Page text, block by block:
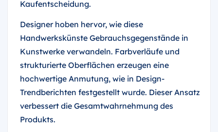
Kaufentscheidung.
Designer hoben hervor, wie diese
Handwerkskünste Gebrauchsgegenstände in
Kunstwerke verwandeln. Farbverläufe und
strukturierte Oberflächen erzeugen eine
hochwertige Anmutung, wie in Design-
Trendberichten festgestellt wurde. Dieser Ansatz
verbessert die Gesamtwahrnehmung des
Produkts.